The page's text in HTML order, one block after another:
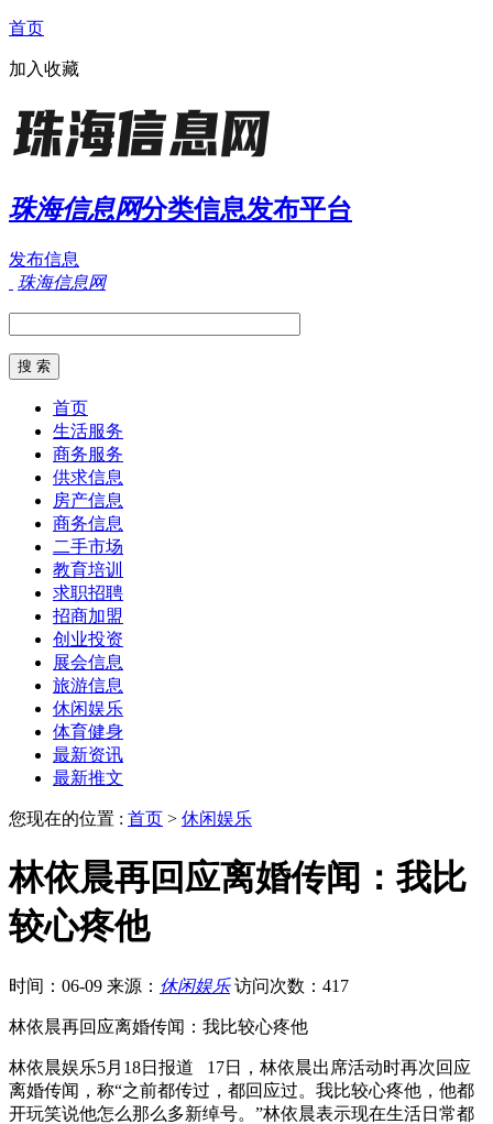
首页
加入收藏
珠海信息网分类信息发布平台
发布信息
珠海信息网
首页
生活服务
商务服务
供求信息
房产信息
商务信息
二手市场
教育培训
求职招聘
招商加盟
创业投资
展会信息
旅游信息
休闲娱乐
体育健身
最新资讯
最新推文
您现在的位置 : 首页 > 休闲娱乐
林依晨再回应离婚传闻：我比
较心疼他
时间：06-09 来源： 休闲娱乐 访问次数：417
林依晨再回应离婚传闻：我比较心疼他
林依晨娱乐5月18日报道 17日，林依晨出席活动时再次回应
离婚传闻，称“之前都传过，都回应过。我比较心疼他，他都
开玩笑说他怎么那么多新绰号。”林依晨表示现在生活日常都